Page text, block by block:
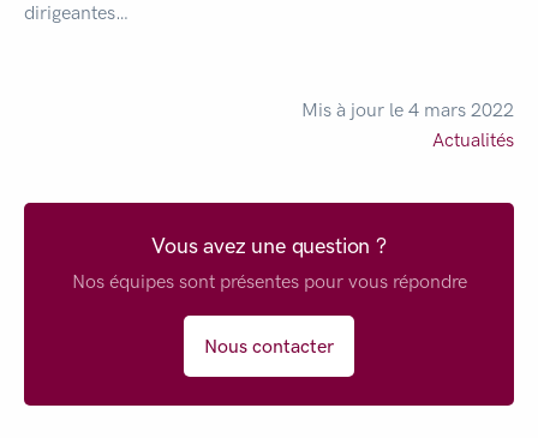
dirigeantes…
Mis à jour le 4 mars 2022
Actualités
Vous avez une question ?
Nos équipes sont présentes pour vous répondre
Nous contacter